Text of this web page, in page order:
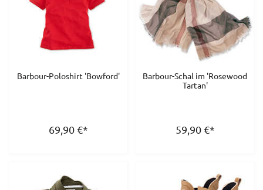
Barbour-Poloshirt 'Bowford'
69,90€*
Barbour-Schal im 'Rosewood
Tartan'
59,90€*